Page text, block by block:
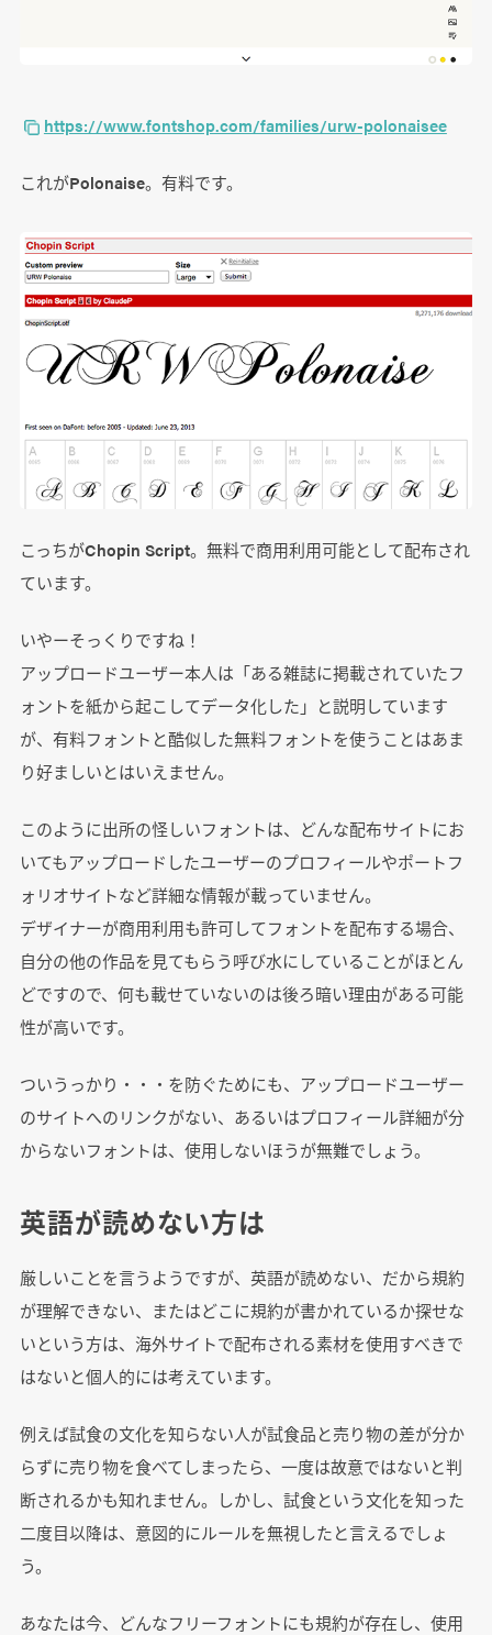
https://www.fontshop.com/families/urw-polonaisee
これがPolonaise。有料です。
こっちがChopin Script。無料で商用利用可能として配布され
ています。
いやーそっくりですね！
アップロードユーザー本人は「ある雑誌に掲載されていたフ
ォントを紙から起こしてデータ化した」と説明しています
が、有料フォントと酷似した無料フォントを使うことはあま
り好ましいとはいえません。
このように出所の怪しいフォントは、どんな配布サイトにお
いてもアップロードしたユーザーのプロフィールやポートフ
ォリオサイトなど詳細な情報が載っていません。
デザイナーが商用利用も許可してフォントを配布する場合、
自分の他の作品を見てもらう呼び水にしていることがほとん
どですので、何も載せていないのは後ろ暗い理由がある可能
性が高いです。
ついうっかり・・・を防ぐためにも、アップロードユーザー
のサイトへのリンクがない、あるいはプロフィール詳細が分
からないフォントは、使用しないほうが無難でしょう。
英語が読めない方は
厳しいことを言うようですが、英語が読めない、だから規約
が理解できない、またはどこに規約が書かれているか探せな
いという方は、海外サイトで配布される素材を使用すべきで
はないと個人的には考えています。
例えば試食の文化を知らない人が試食品と売り物の差が分か
らずに売り物を食べてしまったら、一度は故意ではないと判
断されるかも知れません。しかし、試食という文化を知った
二度目以降は、意図的にルールを無視したと言えるでしょ
う。
あなたは今、どんなフリーフォントにも規約が存在し、使用